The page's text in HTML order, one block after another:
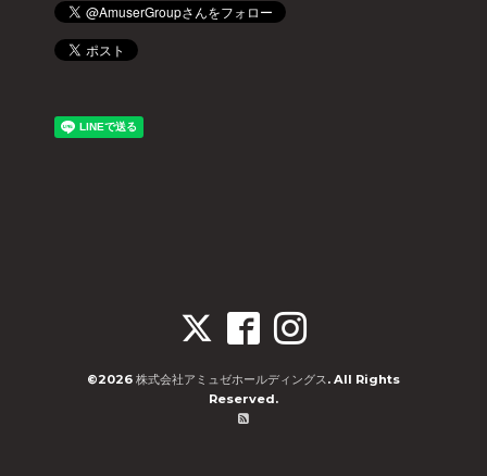
©2026 株式会社アミュゼホールディングス. All Rights
Reserved.